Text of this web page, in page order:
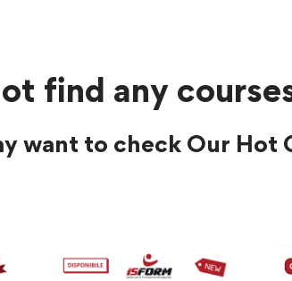
find any
want to check Our Hot